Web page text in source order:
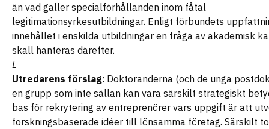
än vad gäller specialförhållanden inom fåtal
legitimationsyrkesutbildningar. Enligt förbundets
innehållet i enskilda utbildningar en fråga av akademisk
skall hanteras därefter.
L
Utredarens förslag: Doktoranderna (och de unga
en grupp som inte sällan kan vara särskilt strategiskt
bas för rekrytering av entreprenörer vars uppgift är att
forskningsbaserade idéer till lönsamma företag. Särskilt